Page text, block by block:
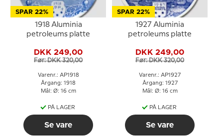
SPAR 22%
1918 Aluminia
petroleums platte
DKK 249,00
Før: DKK 320,00
Varenr.: AP1918
Årgang: 1918
Mål: Ø: 16 cm
PÅ LAGER
Se vare
SPAR 22%
1927 Aluminia
petroleums platte
DKK 249,00
Før: DKK 320,00
Varenr.: AP1927
Årgang: 1927
Mål: Ø: 16 cm
PÅ LAGER
Se vare